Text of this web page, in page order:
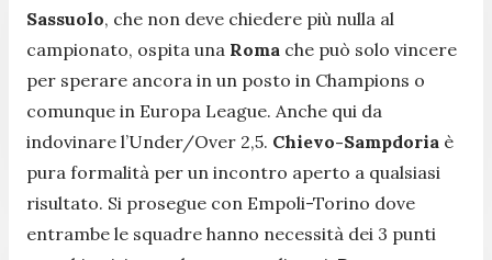
Sassuolo, che non deve chiedere più nulla al
campionato, ospita una Roma che può solo vincere
per sperare ancora in un posto in Champions o
comunque in Europa League. Anche qui da
indovinare l’Under/Over 2,5. Chievo-Sampdoria è
pura formalità per un incontro aperto a qualsiasi
risultato. Si prosegue con Empoli-Torino dove
entrambe le squadre hanno necessità dei 3 punti